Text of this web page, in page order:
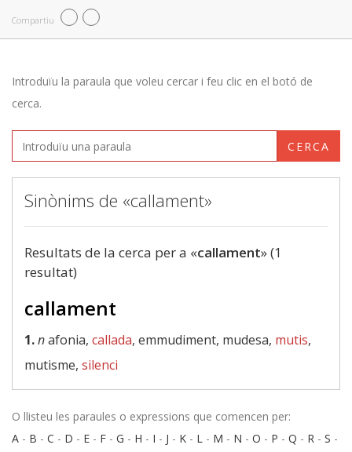
Compartiu
Introduïu la paraula que voleu cercar i feu clic en el botó de
cerca.
CERCA
Sinònims de «callament»
Resultats de la cerca per a «callament» (1
resultat)
callament
1.nafonia, callada, emmudiment, mudesa, mutis,
mutisme, silenci
O llisteu les paraules o expressions que comencen per:
A - B - C - D - E - F - G - H - I - J - K - L - M - N - O - P - Q - R - S -